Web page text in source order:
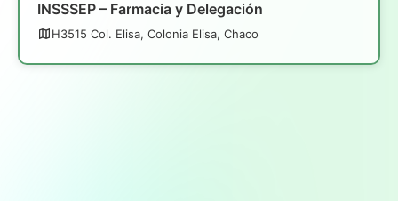
INSSSEP – Farmacia y Delegación
H3515 Col. Elisa, Colonia Elisa, Chaco